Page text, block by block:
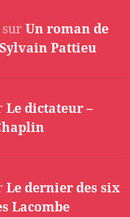
surUn roman de
Pattieu
Le dictateur –
Le dernier des six
Lacombe